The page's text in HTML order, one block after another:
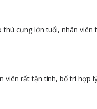
cưng lớn tuổi, nhân viên
viên rất tận tình, bố trí hợp